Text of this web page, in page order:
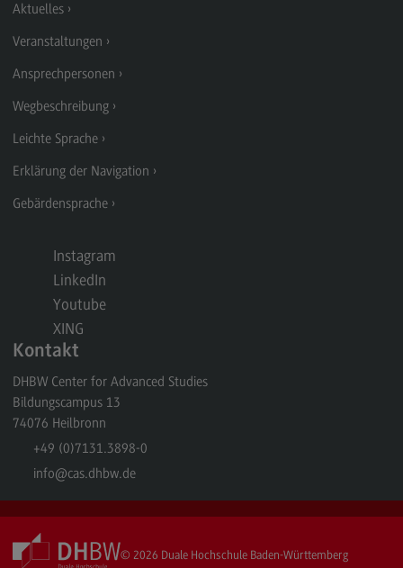
Kontakt
Entrepreneurship
Entrepreneurship
Modulangebot
Berufsperspektiven
Kontakt
Executive Engineering
Modulangebot
Besonderheiten und Highlights
Berufsperspektiven
Finance
Finance
Modulangebot
Berufsperspektiven
General Business Management
Aktuelles
Veranstaltungen
Ansprechpersonen
Wegbeschreibung
Leichte Sprache
Erklärung der Navigation
Gebärdensprache
Instagram
LinkedIn
Youtube
XING
Kontakt
DHBW Center for Advanced Studies
Bildungscampus 13
74076 Heilbronn
+49 (0)7131.3898-0
info@cas.dhbw.de
© 2026 Duale Hochschule Baden-Württemberg